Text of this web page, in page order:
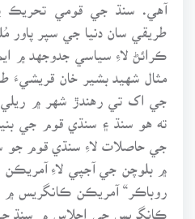
آهي. سنڌ جي قومي تحريڪ
طريقي سان دنيا جي سپر پاور
ڪرائڻ لاءِ سياسي جدوجهد ۾
مثال شهيد بشير خان قريشيءَ
جي اک تي رهندڙ شهر ۾
ته هو سنڌ ۽ سنڌي قوم جي
جي حاصلات لاءِ سنڌي قوم جو
۾ بلوچن جي آجپي لاءِ آمريڪن
روباڪر“ آمريڪن ڪانگريس ۾
ڪانگريس جي اجلاس ۾ سنڌ